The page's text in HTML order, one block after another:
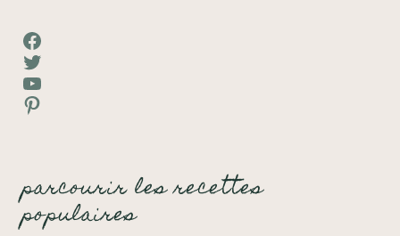
Facebook
Twitter
YouTube
Pinterest
parcourir les recettes
populaires